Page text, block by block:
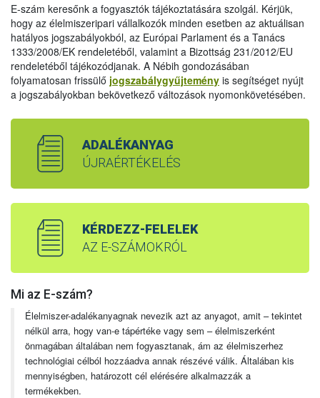
E-szám keresőnk a fogyasztók tájékoztatására szolgál. Kérjük,
hogy az élelmiszeripari vállalkozók minden esetben az aktuálisan
hatályos jogszabályokból, az Európai Parlament és a Tanács
1333/2008/EK rendeletéből, valamint a Bizottság 231/2012/EU
rendeletéből tájékozódjanak. A Nébih gondozásában
folyamatosan frissülő jogszabálygyűjtemény is segítséget nyújt
a jogszabályokban bekövetkező változások nyomonkövetésében.
ADALÉKANYAG
ÚJRAÉRTÉKELÉS
KÉRDEZZ-FELELEK
AZ E-SZÁMOKRÓL
Mi az E-szám?
Élelmiszer-adalékanyagnak nevezik azt az anyagot, amit – tekintet
nélkül arra, hogy van-e tápértéke vagy sem – élelmiszerként
önmagában általában nem fogyasztanak, ám az élelmiszerhez
technológiai célból hozzáadva annak részévé válik. Általában kis
mennyiségben, határozott cél elérésére alkalmazzák a
termékekben.